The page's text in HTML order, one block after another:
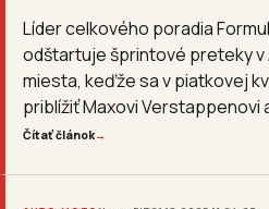
Líder celkového poradia
odštartuje šprintové preteky
miesta, keďže sa v piatkovej
priblížiť Maxovi Verstappenovi
Čítať článok→